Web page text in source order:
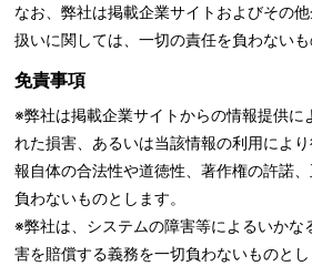
なお、弊社は掲載企業サイトおよびその
扱いに関しては、一切の責任を負わないも
免責事項
※弊社は掲載企業サイトからの情報提供に
れた損害、あるいは当該情報の利用によ
報自体の合法性や道徳性、著作権の許諾
負わないものとします。
※弊社は、システムの障害等によるいかな
害を賠償する義務を一切負わないものとし